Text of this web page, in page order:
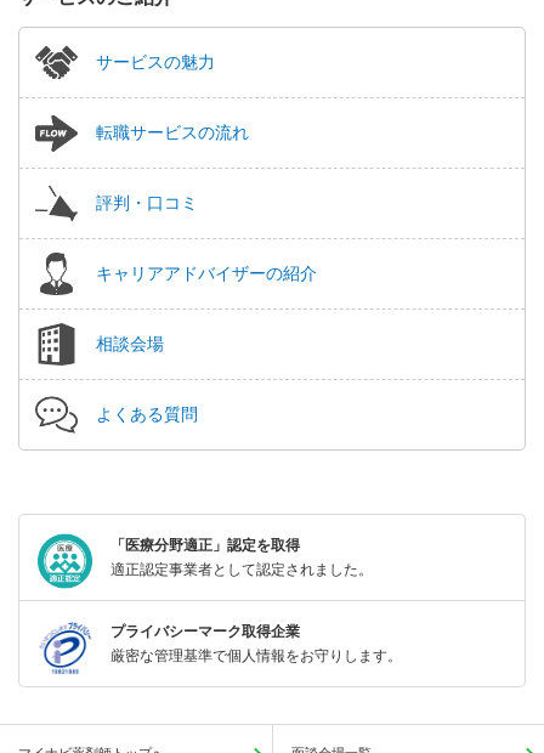
サービスの魅力
転職サービスの流れ
評判・口コミ
キャリアアドバイザーの紹介
相談会場
よくある質問
「医療分野適正」認定を取得
適正認定事業者として認定されました。
プライバシーマーク取得企業
厳密な管理基準で個人情報をお守りします。